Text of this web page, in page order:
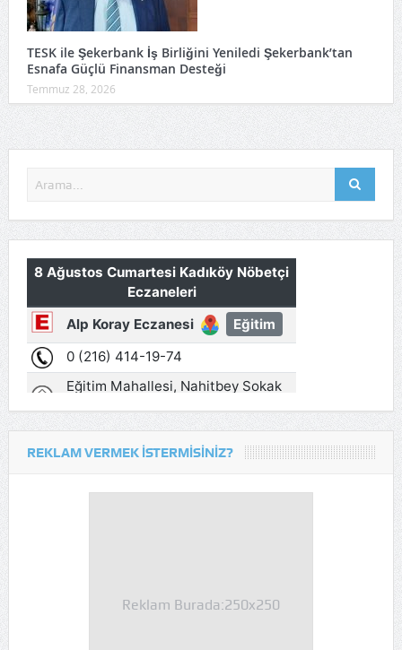
TESK ile Şekerbank İş Birliğini Yeniledi Şekerbank’tan
Esnafa Güçlü Finansman Desteği
Temmuz 28, 2026
REKLAM VERMEK İSTERMISINIZ?